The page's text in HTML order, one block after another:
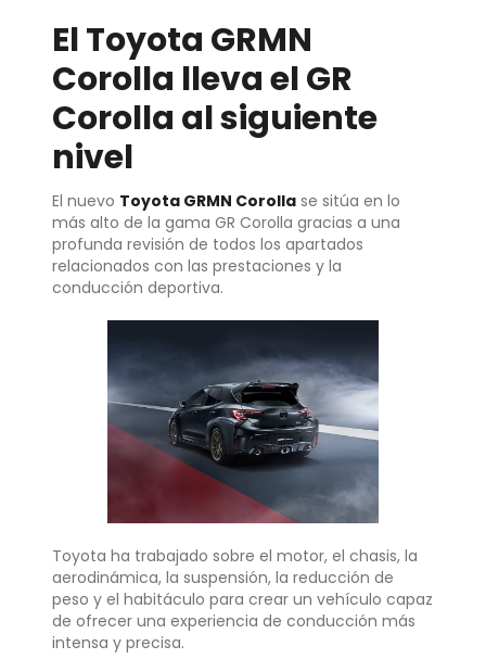
El Toyota GRMN
Corolla lleva el GR
Corolla al siguiente
nivel
El nuevo Toyota GRMN Corolla se sitúa en lo
más alto de la gama GR Corolla gracias a una
profunda revisión de todos los apartados
relacionados con las prestaciones y la
conducción deportiva.
Toyota ha trabajado sobre el motor, el chasis, la
aerodinámica, la suspensión, la reducción de
peso y el habitáculo para crear un vehículo capaz
de ofrecer una experiencia de conducción más
intensa y precisa.